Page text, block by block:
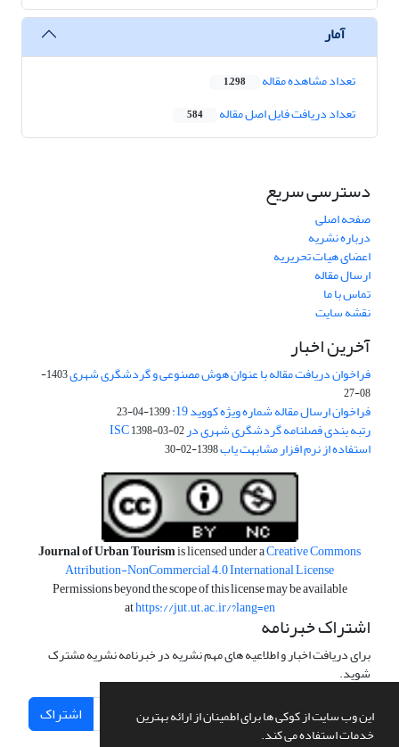
این وب سایت از کوکی ها برای اطمینان از ارائه بهترین
خدمات استفاده می کند.
آمار
تعداد مشاهده مقاله 1,298
تعداد دریافت فایل اصل مقاله 584
دسترسی سریع
صفحه اصلی
درباره نشریه
اعضای هیات تحریریه
ارسال مقاله
تماس با ما
نقشه سایت
آخرین اخبار
فراخوان دریافت مقاله با عنوان هوش مصنوعی و گردشگری شهری
1403-
08-27
فراخوان ارسال مقاله شماره ویژه کووید 19: 1399-04-23
رتبه بندی فصلنامه گردشگری شهری در ISC1398-03-02
استفاده از نرم افزار مشابهت یاب1398-02-30
Journal of Urban Tourismis licensed under aCreative Commons
Attribution-NonCommercial 4.0 International License
Permissions beyond the scope of this license may be available
athttps://jut.ut.ac.ir/?lang=en
اشتراک خبرنامه
برای دریافت اخبار و اطلاعیه های مهم نشریه در خبرنامه نشریه مشترک
شوید.
اشتراک